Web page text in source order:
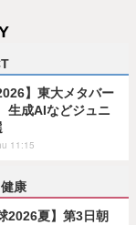
】東大メタバー
生成AIなどジュニ
11:15
康
2026夏】第3日朝